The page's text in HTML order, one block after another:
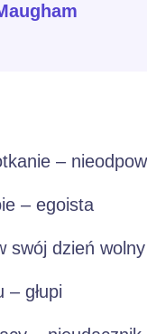
–
– egoista
swój dzień
– głupi